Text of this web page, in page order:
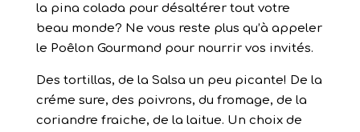
la pina colada pour désaltérer tout votre
beau monde? Ne vous reste plus qu’à appeler
le Poêlon Gourmand pour nourrir vos invités.
Des tortillas, de la Salsa un peu picante! De la
créme sure, des poivrons, du fromage, de la
coriandre fraiche, de la laitue. Un choix de